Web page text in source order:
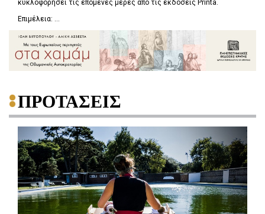
κυκλοφορήσει τις επόμενες μέρες από τις εκδόσεις Printa.
Επιμέλεια: ...
ΠΡΟΤΑΣΕΙΣ